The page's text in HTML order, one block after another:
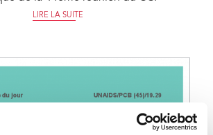
LIRE LA SUITE